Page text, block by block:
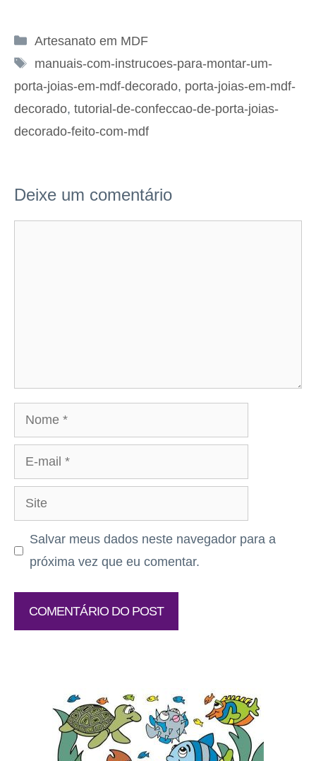
Categorias
Artesanato em MDF
Tags
manuais-com-instrucoes-para-montar-um-
porta-joias-em-mdf-decorado, porta-joias-em-mdf-
decorado, tutorial-de-confeccao-de-porta-joias-
decorado-feito-com-mdf
Deixe um comentário
Nome
mail
Site
Salvar meus dados neste navegador para a
próxima vez que eu comentar.